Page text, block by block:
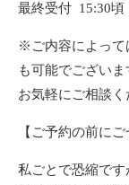
最終受付 15:30頃
※ご内容によって
も可能でございま
お気軽にご相談く
【ご予約の前にご
私ごとで恐縮です